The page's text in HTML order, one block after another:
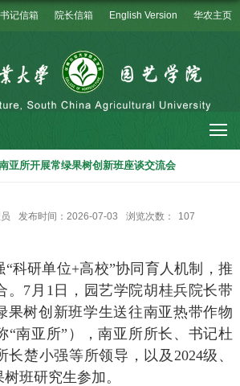
书记信箱 院长信箱 English Version 华农主页
亚所开展常绿果树创新班座谈交流会
发布时间：2026-07-03 浏览次数： 107
“科研单位+高校”协同育人机制，推
。7月1日，园艺学院胡桂兵院长带
果树创新班学生送往南亚热带作物
“南亚所”），南亚所所长、书记杜
楚小强等所领导，以及2024级、
班研究生参加。